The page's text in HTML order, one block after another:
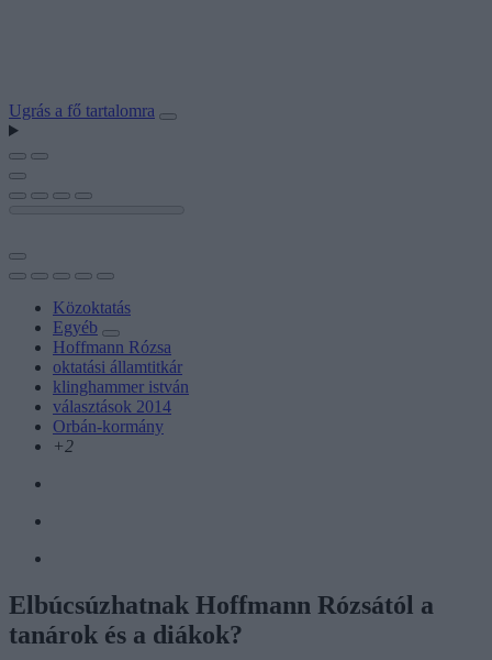
Ugrás a fő tartalomra
Közoktatás
Egyéb
Hoffmann Rózsa
oktatási államtitkár
klinghammer istván
választások 2014
Orbán-kormány
+2
Elbúcsúzhatnak Hoffmann Rózsától a
tanárok és a diákok?